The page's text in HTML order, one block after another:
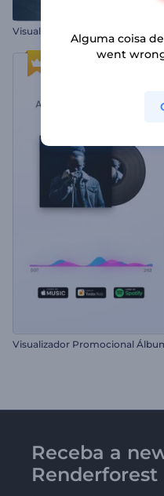
Visualizador Promocional
Receba a
Renderforest
Alguma coisa
went